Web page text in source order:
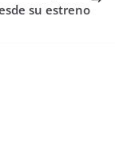
su estreno